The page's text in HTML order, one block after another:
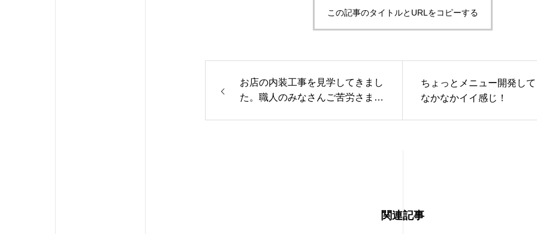
この記事のタイトルとURLをコピーする
お店の内装工事を見学してきまし
た。職人のみなさんご苦労さまで
ちょっとメニュー開発し
なかなかイイ感じ！
関連記事